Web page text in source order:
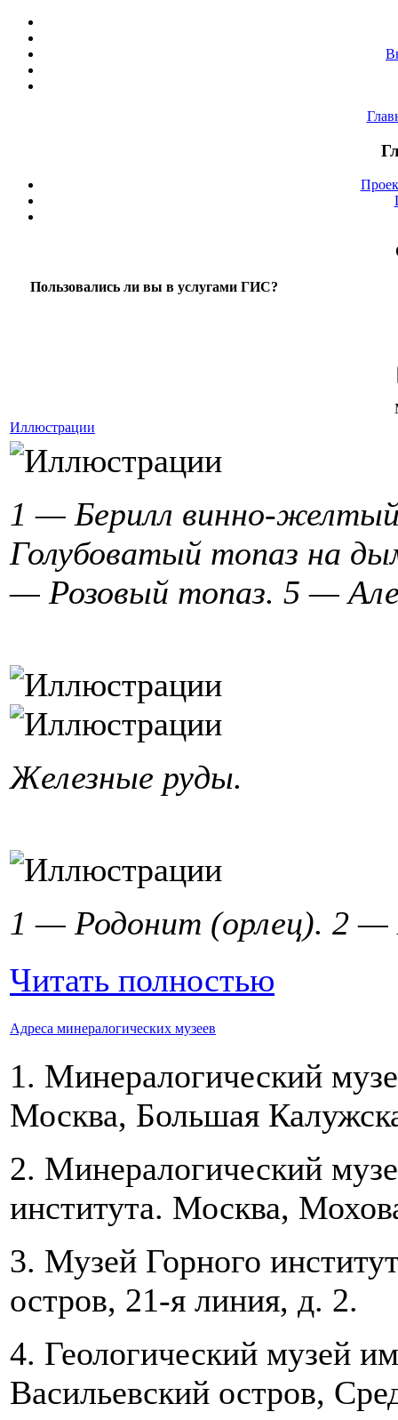
Пользовались ли вы в услугами ГИС?
Иллюстрации
1 — Берилл винно-
Голубоватый топаз на
— Розовый топаз. 5 —
Железные руды.
1 — Родонит (орлец). 2
Читать полностью
Адреса минералогических музеев
1. Минералогический
Москва, Большая
2. Минералогический
института. Москва,
3. Музей Горного
остров, 21-я линия, д. 2.
4. Геологический музей
Васильевский остров,